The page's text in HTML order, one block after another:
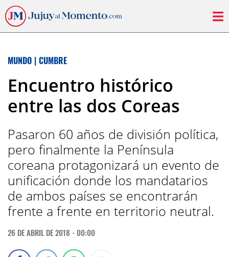
MUNDO | CUMBRE
Encuentro histórico
entre las dos Coreas
Pasaron 60 años de división política,
pero finalmente la Península
coreana protagonizará un evento de
unificación donde los mandatarios
de ambos países se encontrarán
frente a frente en territorio neutral.
26 DE ABRIL DE 2018 - 00:00